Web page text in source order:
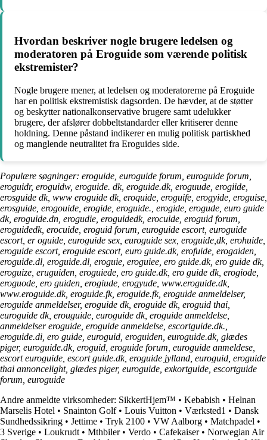
Hvordan beskriver nogle brugere ledelsen og
moderatoren på Eroguide som værende politisk
ekstremister?
Nogle brugere mener, at ledelsen og moderatorerne på Eroguide
har en politisk ekstremistisk dagsorden. De hævder, at de støtter
og beskytter nationalkonservative brugere samt udelukker
brugere, der afslører dobbeltstandarder eller kritiserer denne
holdning. Denne påstand indikerer en mulig politisk partiskhed
og manglende neutralitet fra Eroguides side.
Populære søgninger: eroguide, euroguide forum, euroguide forum,
eroguidr, eroguidw, eroguide. dk, eroguide.dk, eroguude, erogiide,
erosguide dk, www eroguide dk, eroquide, eroguife, erogyide, eroguise,
erosguide, erogouide, erogide, eroguide., erogide, erogude, euro guide
dk, eroguide.dn, erogudie, eroguidedk, erocuide, eroguid forum,
eroguidedk, erocuide, eroguid forum, euroguide escort, euroguide
escort, er oguide, euroguide sex, euroguide sex, eroguide,dk, erohuide,
eroguide escort, eroguide escort, euro guide.dk, erofuide, erogaiden,
eroguide.dl, eroguide.dl, eroguie, eroguiee, ero guide.dk, ero guide dk,
eroguize, eruguiden, eroguiede, ero guide.dk, ero guide dk, erogiode,
eroguode, ero guiden, erogiude, erogyude, www.eroguide.dk,
www.eroguide.dk, eroguide.fk, eroguide.fk, eroguide anmeldelser,
eroguide anmeldelser, eroguide dk, eroguide dk, eroguid thai,
euroguide dk, erouguide, euroguide dk, eroguide anmeldelse,
anmeldelser eroguide, eroguide anmeldelse, escortguide.dk.,
eroguide.di, ero guide, euroguid, eroguiden, euroguide.dk, glædes
piger, euroguide.dk, eroguid, eroguide forum, euroguide anmeldese,
escort euroguide, escort guide.dk, eroguide jylland, euroguid, eroguide
thai annoncelight, glædes piger, euroguide, exkortguide, escortguide
forum, euroguide
Andre anmeldte virksomheder: SikkertHjem™ • Kebabish • Helnan
Marselis Hotel • Snainton Golf• Louis Vuitton • Værksted1 • Dansk
Sundhedssikring • Jettime • Tryk 2100 • VW Aalborg • Matchpadel •
3 Sverige • Loukrudt • Mthbiler• Verdo • Cafekaiser• Norwegian Air